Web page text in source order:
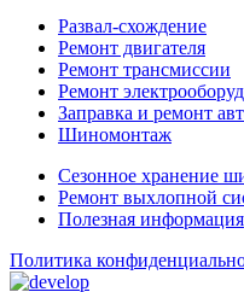
Развал-схождение
Ремонт двигателя
Ремонт трансмиссии
Ремонт
Заправка и ремонт
Шиномонтаж
Сезонное хранение
Ремонт выхлопной
Полезная информация
Политика